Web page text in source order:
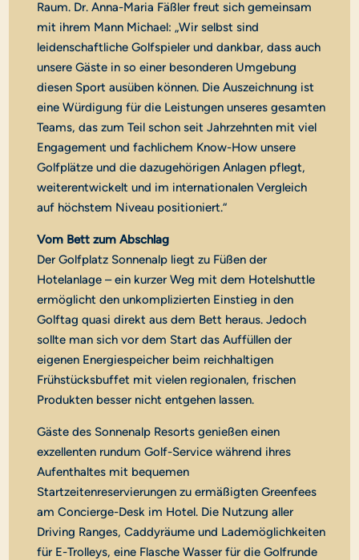
Raum. Dr. Anna-Maria Fäßler freut sich gemeinsam
mit ihrem Mann Michael: „Wir selbst sind
leidenschaftliche Golfspieler und dankbar, dass auch
unsere Gäste in so einer besonderen Umgebung
diesen Sport ausüben können. Die Auszeichnung ist
eine Würdigung für die Leistungen unseres gesamten
Teams, das zum Teil schon seit Jahrzehnten mit viel
Engagement und fachlichem Know-How unsere
Golfplätze und die dazugehörigen Anlagen pflegt,
weiterentwickelt und im internationalen Vergleich
auf höchstem Niveau positioniert.“
Vom Bett zum Abschlag
Der Golfplatz Sonnenalp liegt zu Füßen der
Hotelanlage – ein kurzer Weg mit dem Hotelshuttle
ermöglicht den unkomplizierten Einstieg in den
Golftag quasi direkt aus dem Bett heraus. Jedoch
sollte man sich vor dem Start das Auffüllen der
eigenen Energiespeicher beim reichhaltigen
Frühstücksbuffet mit vielen regionalen, frischen
Produkten besser nicht entgehen lassen.
Gäste des Sonnenalp Resorts genießen einen
exzellenten rundum Golf-Service während ihres
Aufenthaltes mit bequemen
Startzeitenreservierungen zu ermäßigten Greenfees
am Concierge-Desk im Hotel. Die Nutzung aller
Driving Ranges, Caddyräume und Lademöglichkeiten
für E-Trolleys, eine Flasche Wasser für die Golfrunde